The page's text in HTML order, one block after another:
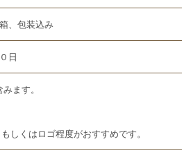
、包装込み
日
ます。
しくはロゴ程度がおすすめです。